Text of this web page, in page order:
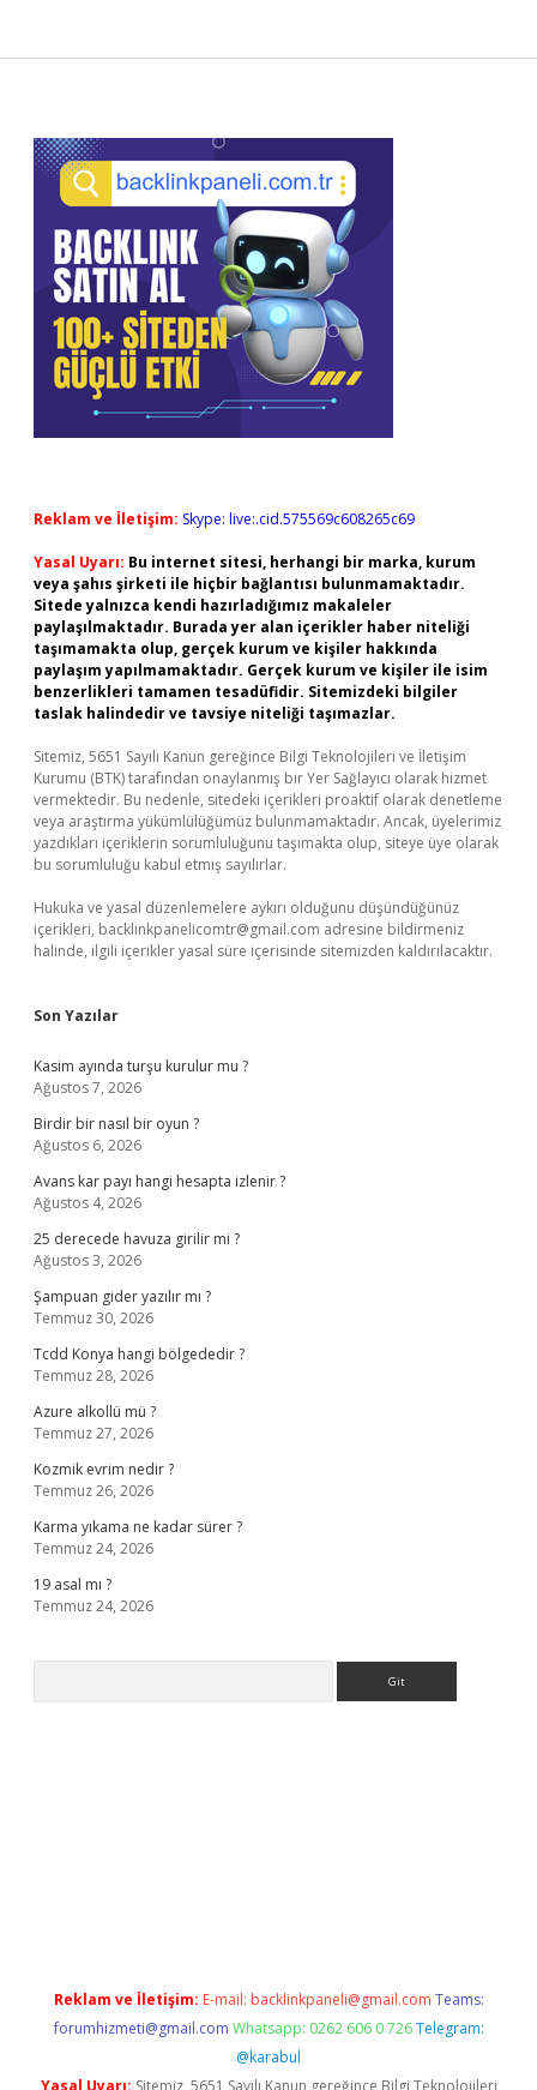
Sidebar
Reklam ve İletişim: Skype: live:.cid.575569c608265c69
Yasal Uyarı: Bu internet sitesi, herhangi bir marka, kurum
veya şahıs şirketi ile hiçbir bağlantısı bulunmamaktadır.
Sitede yalnızca kendi hazırladığımız makaleler
paylaşılmaktadır. Burada yer alan içerikler haber niteliği
taşımamakta olup, gerçek kurum ve kişiler hakkında
paylaşım yapılmamaktadır. Gerçek kurum ve kişiler ile isim
benzerlikleri tamamen tesadüfidir. Sitemizdeki bilgiler
taslak halindedir ve tavsiye niteliği taşımazlar.
Sitemiz, 5651 Sayılı Kanun gereğince Bilgi Teknolojileri ve İletişim
Kurumu (BTK) tarafından onaylanmış bir Yer Sağlayıcı olarak hizmet
vermektedir. Bu nedenle, sitedeki içerikleri proaktif olarak denetleme
veya araştırma yükümlülüğümüz bulunmamaktadır. Ancak, üyelerimiz
yazdıkları içeriklerin sorumluluğunu taşımakta olup, siteye üye olarak
bu sorumluluğu kabul etmiş sayılırlar.
Hukuka ve yasal düzenlemelere aykırı olduğunu düşündüğünüz
içerikleri, backlinkpanelicomtr@gmail.com adresine bildirmeniz
halinde, ilgili içerikler yasal süre içerisinde sitemizden kaldırılacaktır.
Son Yazılar
Kasim ayında turşu kurulur mu ?
Ağustos 7, 2026
Birdir bir nasıl bir oyun ?
Ağustos 6, 2026
Avans kar payı hangi hesapta izlenir ?
Ağustos 4, 2026
25 derecede havuza girilir mi ?
Ağustos 3, 2026
Şampuan gider yazılır mı ?
Temmuz 30, 2026
Tcdd Konya hangi bölgededir ?
Temmuz 28, 2026
Azure alkollü mü ?
Temmuz 27, 2026
Kozmik evrim nedir ?
Temmuz 26, 2026
Karma yıkama ne kadar sürer ?
Temmuz 24, 2026
19 asal mı ?
Temmuz 24, 2026
Reklam ve İletişim: E-mail: backlinkpaneli@gmail.com Teams:
forumhizmeti@gmail.com Whatsapp: 0262 606 0 726 Telegram:
@karabul
Yasal Uyarı: Sitemiz, 5651 Sayılı Kanun gereğince Bilgi Teknolojileri